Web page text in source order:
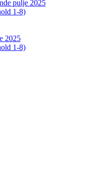
pulje 2025
1-8)
2025
1-8)